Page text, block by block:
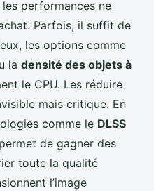
performances ne
Parfois, il suffit de
les options comme
la densité des objets à
le CPU. Les réduire
mais critique. En
comme le DLSS
de gagner des
toute la qualité
l’image